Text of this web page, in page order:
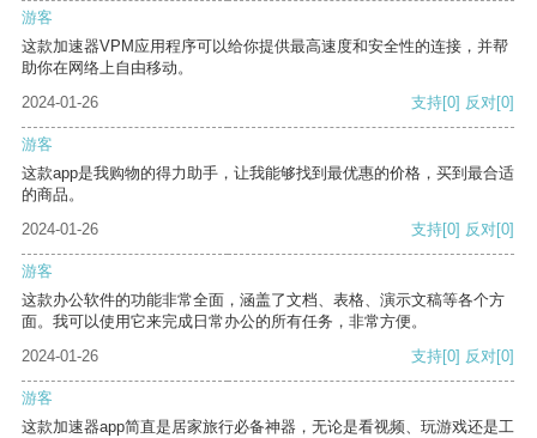
游客
这款加速器VPM应用程序可以给你提供最高速度和安全性的连接，并帮
助你在网络上自由移动。
2024-01-26
支持[0] 反对[0]
游客
这款app是我购物的得力助手，让我能够找到最优惠的价格，买到最合适
的商品。
2024-01-26
支持[0] 反对[0]
游客
这款办公软件的功能非常全面，涵盖了文档、表格、演示文稿等各个方
面。我可以使用它来完成日常办公的所有任务，非常方便。
2024-01-26
支持[0] 反对[0]
游客
这款加速器app简直是居家旅行必备神器，无论是看视频、玩游戏还是工